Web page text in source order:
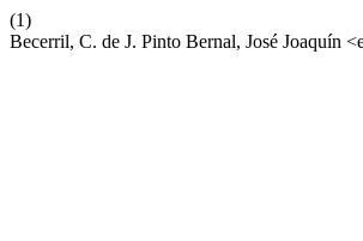
(1)
Becerril, C. de J. Pinto Bernal, José Joaquín